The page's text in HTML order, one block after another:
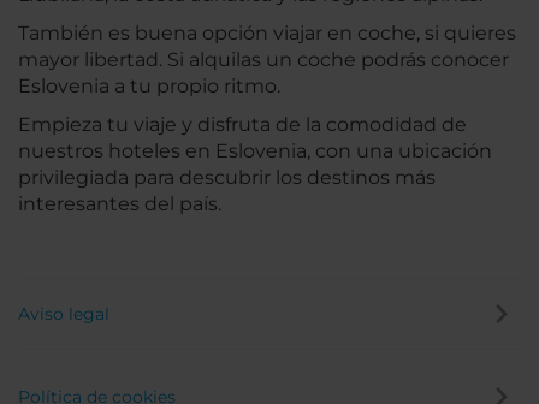
También es buena opción viajar en coche, si quieres
mayor libertad. Si alquilas un coche podrás conocer
Eslovenia a tu propio ritmo.
Empieza tu viaje y disfruta de la comodidad de
nuestros hoteles en Eslovenia, con una ubicación
privilegiada para descubrir los destinos más
interesantes del país.
Aviso legal
Política de cookies